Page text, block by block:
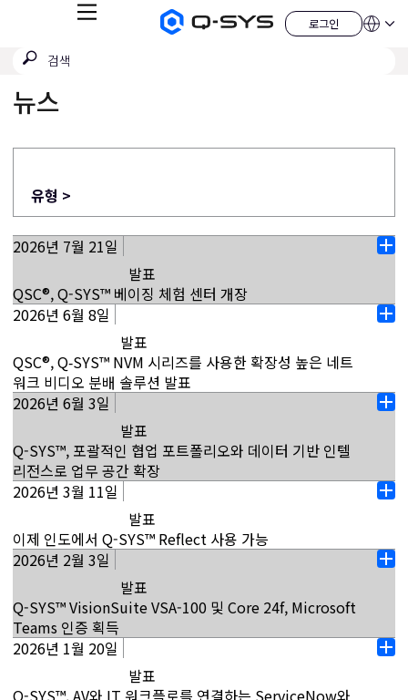
Q-
페
메
로그인
로
그
언
QSYS.com (English)
Deutsch
Español
China (中文)
검
제
출
뉴스
유형 >
2026년 7월 21일
발표
QSC®, Q-SYS™ 베이징 체험 센터 개장
열
중국, 베이징(2026년 7월 21일) - QSC®는 China World
Office Tower 1에 새로운 Q-SYS 베이징 체험 센터를 개
장한다고 발표했습니다. 이 센터는 고객과 파트너가 다양
한 실제 적용 환경에서 Q-SYS 솔루션을 직접 체험하고,
Q-SYS 플랫폼이 어떻게 사려 깊은 설계와 통합 솔루션을
통해 다양한 AV 요구 사항을 지원할 수 있는지 알아볼 기
회를 제공합니다. 베이징의 비즈니스 허브에 자리한 170
제곱미터 규모의 이 센터는 기업 중역 회의실, 고등교육
기관 강의실, 접객업 시설, 엔터테인먼트 공간 등 영향력
이 큰 다양한 환경에서 Q-SYS 솔루션을 선보입니다. 방문
자는 파트너 솔루션과 함께 Q-SYS VisionSuite 및 Q-
SYS RoomSuite를 포함한 주요 Q-SYS 솔루션 세트를
체험해볼 수 있습니다. Q-SYS 베이징 체험 센터의 개관은
아시아 태평양 지역에서 Q-SYS의 지속적인 성장에...
자세히 보기
2026년 6월 8일
발표
QSC®, Q‑SYS™ NVM 시리즈를 사용한 확장성 높은 네트
워크 비디오 분배 솔루션 발표
열
캘리포니아주 코스타 메사 (2026년 6월 8일) - 오디오, 비
디오 및 제어 솔루션 분야의 시장을 선도하는 QSC는 오늘
Q‑SYS 시스템의 네이티브 비디오 전송 활용 사례를 대폭
확장하는 Q‑SYS NVM 시리즈 비디오 엔드포인트를 출시
한다고 발표했습니다. 대규모 배포용으로 특별히 설계된
NVM 시리즈는 접객업, 엔터테인먼트, 협업, 정부기관 등
다양한 공간에 고품질의 저대역폭 네트워크 비디오 분배
기능을 제공하는 동시에 Q‑SYS 풀 스택 AV 플랫폼 내에
서 네이티브 오디오, 비디오 및 제어 기능을 활용합니다.
Q-SYS NVM 시리즈는 설계 복잡성을 크게 줄이고 대규모
비디오 시스템의 배포를 가속화하는 새로운 배포 패러다
임을 소개합니다. NVM Designer는 Q-SYS Designer
Software™의 소프트웨어 구성 도구로, 시스템 설계자에
게 수백 개의 NVM 시리즈 엔드포인트를 코드 없이 더 간
단하게 배포할 수 있는 방법을 제공합니다.
2026년 6월 3일
발표
Q-SYS™, 포괄적인 협업 포트폴리오와 데이터 기반 인텔
리전스로 업무 공간 확장
열
캘리포니아주 코스타 메사 (2026년 6월 3일) - 오디오, 비
디오 및 제어 솔루션 분야의 시장을 선도하는 QSC®는 Q-
SYS RoomSuite 협업 바와 Q-SYS 스케줄링 패널을 출
시하면서 Q-SYS 업무 공간 포트폴리오를 확장합니다. 또
한, QSC는 이제 Q-SYS가 데이터 통합 파트너로
Microsoft Places®에 통합된다고 발표했습니다. Q-SYS
풀 스택 AV 플랫폼은 올해 초에 있었던 최근 확장과 함께
협업 솔루션, 영향력이 큰 공간, 공용 공간을 포함한 최신
고성능 업무 공간 전반으로 확장되며, 클라우드 지원 표준
화, 공간 인텔리전스, 사용자 경험에 대한 새로운 기회를
창출합니다. Q‑SYS RoomSuite 협업 바 및 Q-SYS 스케
2026년 3월 11일
발표
이제 인도에서 Q-SYS™ Reflect 사용 가능
열
인도 벵갈루루(2026년 3월 11일) - 오디오, 비디오 및 제
어 솔루션 분야의 시장을 선도하는 QSC®는 오늘 인도에
서 Q‑SYS Reflect® 출시를 발표했습니다. 이번 출시로
인도는 Q‑SYS Full Stack AV 플랫폼에 내장된 강력한 클
라우드 기반 모니터링 및 관리 플랫폼에 액세스하여 성장
하는 35개국 이상에 합류하게 됩니다. Q‑SYS Reflect는
네이티브와 타사를 막론하고 연결된 모든 Q‑SYS 시스템
2026년 2월 3일
발표
Q-SYS™ VisionSuite VSA-100 및 Core 24f, Microsoft
Teams 인증 획득
열
캘리포니아주 코스타 메사 (2026년 2월 3일) - 오디오, 비
디오 및 제어 솔루션 분야의 시장을 선도하는 기업인
QSC®는 오늘 Q-SYS Core 24f 프로세서와 Q-SYS
2026년 1월 20일
발표
Q-SYS™, AV와 IT 워크플로를 연결하는 ServiceNow와
열